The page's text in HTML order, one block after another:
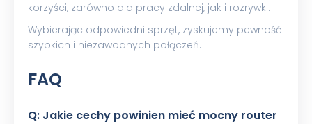
korzyści, zarówno dla pracy zdalnej, jak i rozrywki.
Wybierając odpowiedni sprzęt, zyskujemy pewność
szybkich i niezawodnych połączeń.
FAQ
Q: Jakie cechy powinien mieć mocny router